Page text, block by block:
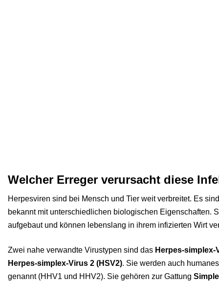
Welcher Erreger verursacht diese
Herpesviren sind bei Mensch und Tier weit verbreitet. Es
bekannt mit unterschiedlichen biologischen Eigenschaften.
aufgebaut und können lebenslang in ihrem infizierten Wirt
Zwei nahe verwandte Virustypen sind das Herpes-simplex-
Herpes-simplex-Virus 2 (HSV2). Sie werden auch
genannt (HHV1 und HHV2). Sie gehören zur Gattung